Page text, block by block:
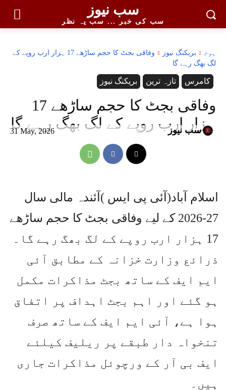
سب نیوز
سب کی خبر ... سب پہ نظر
ہوم بریکنگ نیوز
وفاقی بجٹ کا حجم ساڑھے 17 ہزار ارب روپے کے
لگ بھگ رہے گا
بریکنگ نیوز تازہ ترین کامرس
وفاقی بجٹ کا حجم ساڑھے 17
ہزار ارب روپے کے لگ بھگ رہے گا
31 May, 2026 سب نیوز
اسلام آباد(آئی پی ایس )آئندہ مالی سال
27-2026 کے لیے وفاقی بجٹ کا حجم ساڑھے
17 ہزار ارب روپے کے لگ بھگ رہے گا۔
ذرائع وزارت خزانہ کے مطابق آئی
ایم ایف کے ساتھ بجٹ مذاکرات مکمل
ہو گئے اور اہم بجٹ اہداف پر اتفاق
ہوا ہے، آئی ایم ایف کے ساتھ صرف
تنخواہ دار طبقے پر ریلیف کیلئے
ایف بی آر کے ورچوئل مذاکرات جاری
ہیں۔